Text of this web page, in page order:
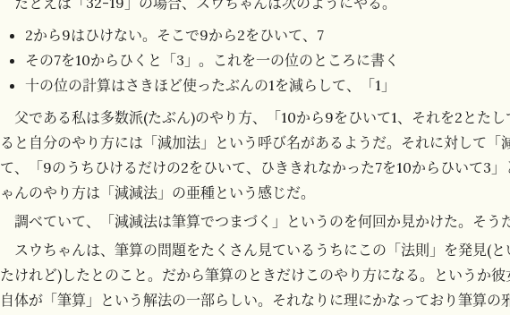
2から9はひけない。そこで9から2をひいて、7
その7を10からひくと「3」。これを一の位のところに書く
十の位の計算はさきほど使ったぶんの1を減らして、「1」
父である私は多数派(たぶん)のやり方、「10から9をひいて1、それを2とた
ると自分のやり方には「減加法」という呼び名があるようだ。それに対して「
て、「9のうちひけるだけの2をひいて、ひききれなかった7を10からひいて3
ゃんのやり方は「減減法」の亜種という感じだ。
調べていて、「減減法は筆算でつまづく」というのを何回か見かけた。そう
スウちゃんは、筆算の問題をたくさん見ているうちにこの「法則」を発見(と
たけれど)したとのこと。だから筆算のときだけこのやり方になる。というか
自体が「筆算」という解法の一部らしい。それなりに理にかなっており筆算の